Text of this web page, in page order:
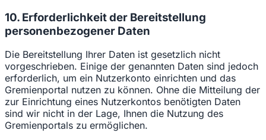
10. Erforderlichkeit der Bereitstellung
personenbezogener Daten
Die Bereitstellung Ihrer Daten ist gesetzlich nicht
vorgeschrieben. Einige der genannten Daten sind jedoch
erforderlich, um ein Nutzerkonto einrichten und das
Gremienportal nutzen zu können. Ohne die Mitteilung der
zur Einrichtung eines Nutzerkontos benötigten Daten
sind wir nicht in der Lage, Ihnen die Nutzung des
Gremienportals zu ermöglichen.